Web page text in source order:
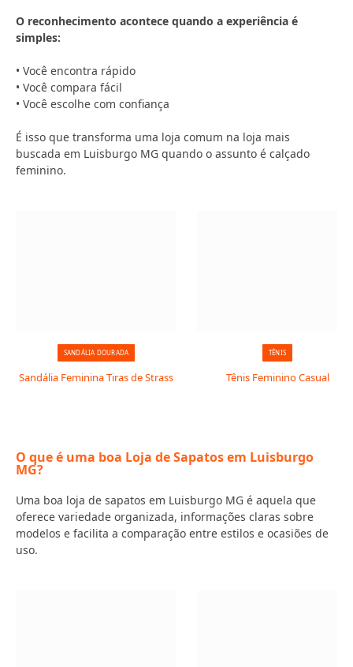
O reconhecimento acontece quando a experiência é
simples:
• Você encontra rápido
• Você compara fácil
• Você escolhe com confiança
É isso que transforma uma loja comum na loja mais
buscada em Luisburgo MG quando o assunto é calçado
feminino.
SANDÁLIA DOURADA
Sandália Feminina Tiras de Strass
TÊNIS
Tênis Feminino Casual
O que é uma boa Loja de Sapatos em Luisburgo
MG?
Uma boa loja de sapatos em Luisburgo MG é aquela que
oferece variedade organizada, informações claras sobre
modelos e facilita a comparação entre estilos e ocasiões de
uso.